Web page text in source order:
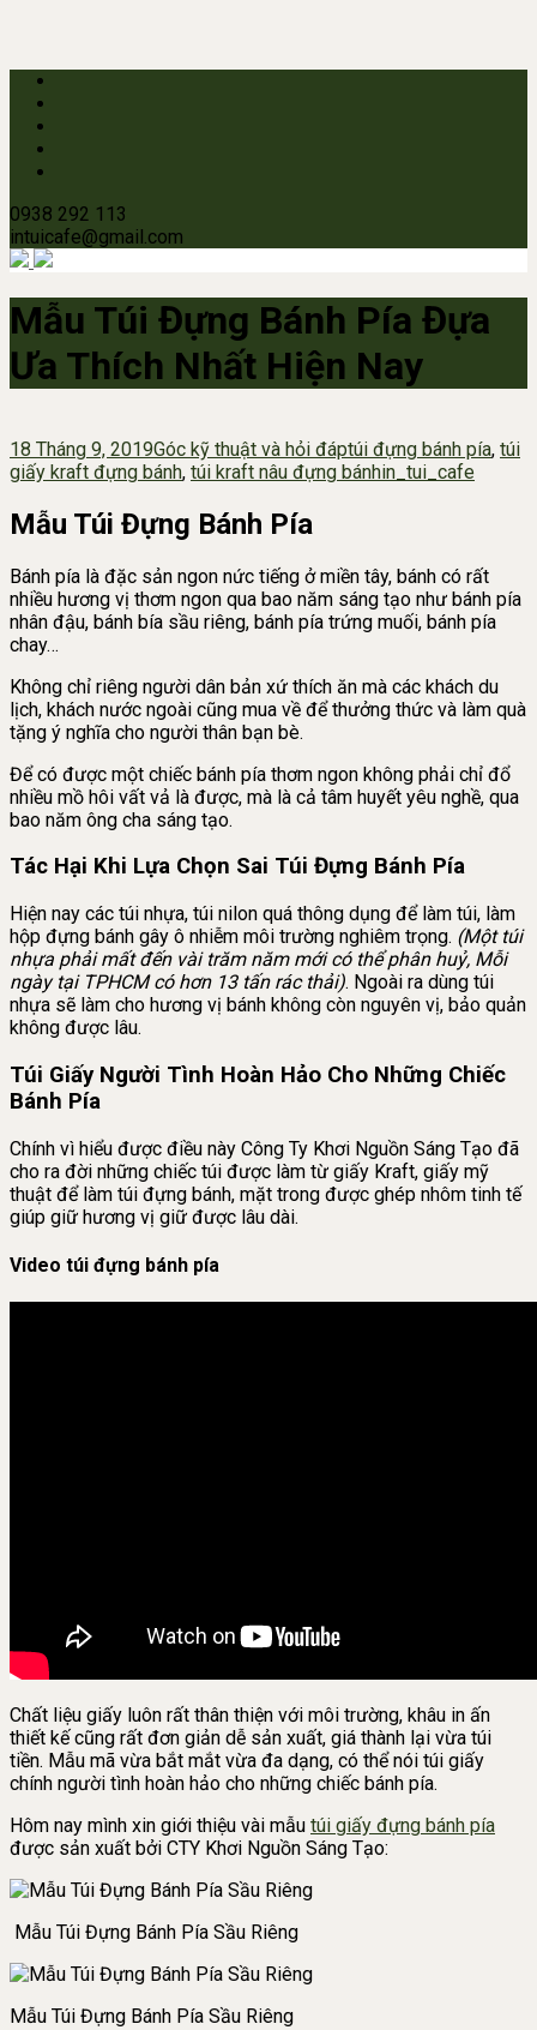
0938 292 113
intuicafe@gmail.com
Mẫu Túi Đựng Bánh Pía Đựa
Ưa Thích Nhất Hiện Nay
18 Tháng 9, 2019Góc kỹ thuật và hỏi đáptúi đựng bánh pía, túi
giấy kraft đựng bánh, túi kraft nâu đựng bánhin_tui_cafe
Mẫu Túi Đựng Bánh Pía
Bánh pía là đặc sản ngon nức tiếng ở miền tây, bánh có rất
nhiều hương vị thơm ngon qua bao năm sáng tạo như bánh pía
nhân đậu, bánh bía sầu riêng, bánh pía trứng muối, bánh pía
chay…
Không chỉ riêng người dân bản xứ thích ăn mà các khách du
lịch, khách nước ngoài cũng mua về để thưởng thức và làm quà
tặng ý nghĩa cho người thân bạn bè.
Để có được một chiếc bánh pía thơm ngon không phải chỉ đổ
nhiều mồ hôi vất vả là được, mà là cả tâm huyết yêu nghề, qua
bao năm ông cha sáng tạo.
Tác Hại Khi Lựa Chọn Sai Túi Đựng Bánh Pía
Hiện nay các túi nhựa, túi nilon quá thông dụng để làm túi, làm
hộp đựng bánh gây ô nhiễm môi trường nghiêm trọng. (Một túi
nhựa phải mất đến vài trăm năm mới có thể phân huỷ, Mỗi
ngày tại TPHCM có hơn 13 tấn rác thải). Ngoài ra dùng túi
nhựa sẽ làm cho hương vị bánh không còn nguyên vị, bảo quản
không được lâu.
Túi Giấy Người Tình Hoàn Hảo Cho Những Chiếc
Bánh Pía
Chính vì hiểu được điều này Công Ty Khơi Nguồn Sáng Tạo đã
cho ra đời những chiếc túi được làm từ giấy Kraft, giấy mỹ
thuật để làm túi đựng bánh, mặt trong được ghép nhôm tinh tế
giúp giữ hương vị giữ được lâu dài.
Video túi đựng bánh pía
Chất liệu giấy luôn rất thân thiện với môi trường, khâu in ấn
thiết kế cũng rất đơn giản dễ sản xuất, giá thành lại vừa túi
tiền. Mẫu mã vừa bắt mắt vừa đa dạng, có thể nói túi giấy
chính người tình hoàn hảo cho những chiếc bánh pía.
Hôm nay mình xin giới thiệu vài mẫu túi giấy đựng bánh pía
được sản xuất bởi CTY Khơi Nguồn Sáng Tạo:
Mẫu Túi Đựng Bánh Pía Sầu Riêng
Mẫu Túi Đựng Bánh Pía Sầu Riêng